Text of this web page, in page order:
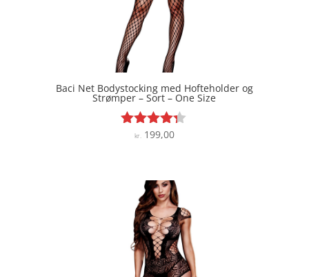
Baci Net Bodystocking med Hofteholder og
Strømper – Sort – One Size
Vurderet
kr.199,00